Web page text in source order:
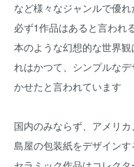
など様々なジャンルで優
必ず1作品はあると言われ
本のような幻想的な世界
れはかつて、シンプルな
かせたと言われています
国内のみならず、アメリ
島屋の包装紙をデザイン